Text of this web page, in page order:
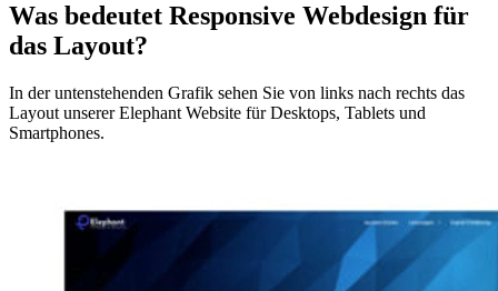
Was bedeutet Responsive Webdesign für
das Layout?
In der untenstehenden Grafik sehen Sie von links nach rechts das
Layout unserer Elephant Website für Desktops, Tablets und
Smartphones.